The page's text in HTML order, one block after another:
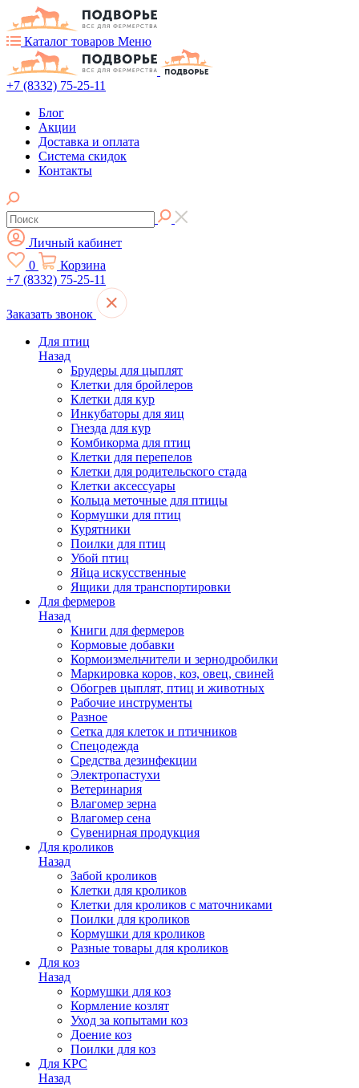
Каталог товаров Меню
+7 (8332) 75-25-11
Блог
Акции
Доставка и оплата
Система скидок
Контакты
Личный кабинет
0
Корзина
+7 (8332) 75-25-11
Заказать звонок
Для птиц
Назад
Брудеры для цыплят
Клетки для бройлеров
Клетки для кур
Инкубаторы для яиц
Гнезда для кур
Комбикорма для птиц
Клетки для перепелов
Клетки для родительского стада
Клетки аксессуары
Кольца меточные для птицы
Кормушки для птиц
Курятники
Поилки для птиц
Убой птиц
Яйца искусственные
Ящики для транспортировки
Для фермеров
Назад
Книги для фермеров
Кормовые добавки
Кормоизмельчители и зернодробилки
Маркировка коров, коз, овец, свиней
Обогрев цыплят, птиц и животных
Рабочие инструменты
Разное
Сетка для клеток и птичников
Спецодежда
Средства дезинфекции
Электропастухи
Ветеринария
Влагомер зерна
Влагомер сена
Сувенирная продукция
Для кроликов
Назад
Забой кроликов
Клетки для кроликов
Клетки для кроликов с маточниками
Поилки для кроликов
Кормушки для кроликов
Разные товары для кроликов
Для коз
Назад
Кормушки для коз
Кормление козлят
Уход за копытами коз
Доение коз
Поилки для коз
Для КРС
Назад